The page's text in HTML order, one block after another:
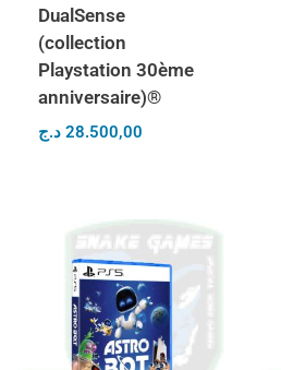
DualSense
(collection
Playstation 30ème
anniversaire)®
28.500,00 د.ج